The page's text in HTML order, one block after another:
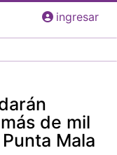
ingresar
de mil
Mala